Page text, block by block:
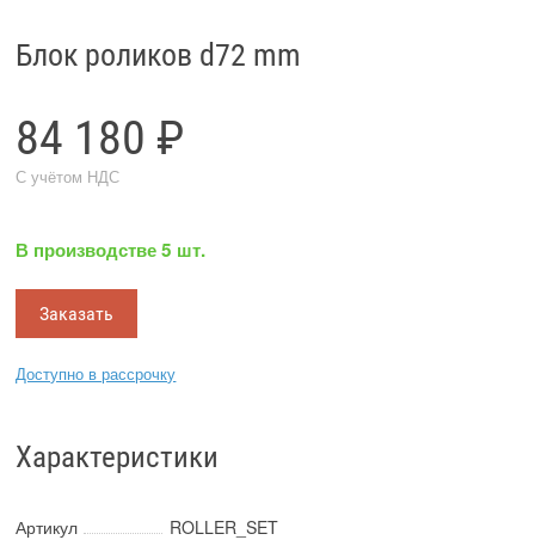
Блок роликов d72 mm
84 180 ₽
С учётом НДС
В производстве 5 шт.
Заказать
Доступно в рассрочку
Характеристики
Артикул
ROLLER_SET